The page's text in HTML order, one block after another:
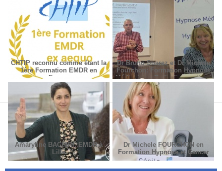
CHTIP reconnu comme étant la
1ère Formation EMDR en
France
Dr Bruno Suarez et Dr Michèle
Fourchon: Formation Hypnose
Médicale en Radiodiagnostic et
Radiothérapie.
Amaryline BACHIRI, EMDR à
Lille
Dr Michele FOURCHON en
Formation Hypnose et Cancer